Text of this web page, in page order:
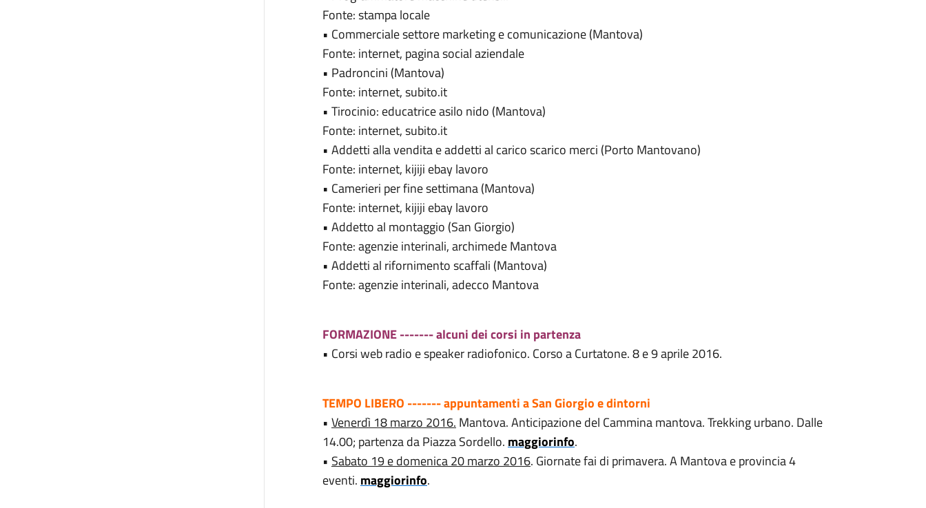
Fonte: stampa locale
• Commerciale settore marketing e comunicazione (Mantova)
Fonte: internet, pagina social aziendale
• Padroncini (Mantova)
Fonte: internet, subito.it
• Tirocinio: educatrice asilo nido (Mantova)
Fonte: internet, subito.it
• Addetti alla vendita e addetti al carico scarico merci (Porto Mantovano)
Fonte: internet, kijiji ebay lavoro
• Camerieri per fine settimana (Mantova)
Fonte: internet, kijiji ebay lavoro
• Addetto al montaggio (San Giorgio)
Fonte: agenzie interinali, archimede Mantova
• Addetti al rifornimento scaffali (Mantova)
Fonte: agenzie interinali, adecco Mantova
FORMAZIONE ------- alcuni dei corsi in partenza
• Corsi web radio e speaker radiofonico. Corso a Curtatone. 8 e 9 aprile 2016.
TEMPO LIBERO ------- appuntamenti a San Giorgio e dintorni
• Venerdì 18 marzo 2016. Mantova. Anticipazione del Cammina mantova. Trekking urbano. Dalle
14.00; partenza da Piazza Sordello. maggiorinfo.
• Sabato 19 e domenica 20 marzo 2016. Giornate fai di primavera. A Mantova e provincia 4
eventi. maggiorinfo.